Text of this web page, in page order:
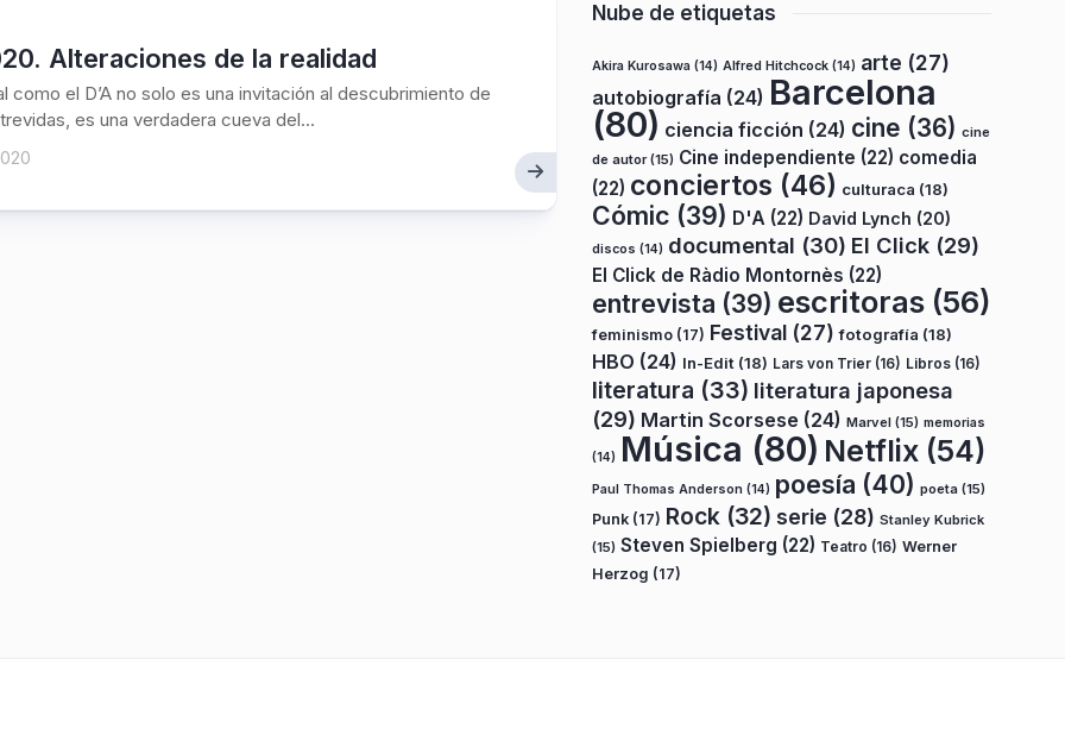
Alteraciones de la realidad
como el D’A no solo es una invitación al descubrimiento de
es una verdadera cueva del...
Nube de etiquetas
Akira Kurosawa (14) Alfred Hitchcock (14) arte (27)
autobiografía (24) Barcelona
(80) ciencia ficción (24) cine (36) cine
de autor(15) Cine independiente (22) comedia
(22) conciertos (46) culturaca (18)
Cómic (39) D'A (22) David Lynch (20)
discos (14) documental (30) El Click (29)
El Click de Ràdio Montornès (22)
entrevista (39) escritoras (56)
feminismo (17) Festival (27) fotografía (18)
HBO (24) In-Edit (18) Lars von Trier (16) Libros (16)
literatura (33) literatura japonesa
(29) Martin Scorsese (24) Marvel (15) memorias
(14) Música (80) Netflix (54)
Paul Thomas Anderson (14) poesía (40) poeta (15)
Punk (17) Rock (32) serie (28) Stanley Kubrick
(15) Steven Spielberg (22) Teatro (16) Werner
Herzog (17)